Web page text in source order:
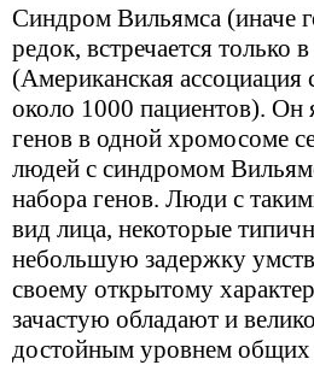
Синдром Вильямса (иначе
редок, встречается только
(Американская
около 1000 пациентов). Он
генов в одной хромосоме
людей с синдромом
набора генов. Люди с
вид лица, некоторые
небольшую задержку
своему открытому
зачастую обладают и
достойным уровнем общих